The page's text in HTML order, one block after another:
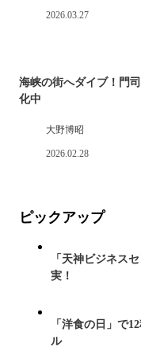
2026.03.27
海峡の街へダイブ！門
化中
大野博昭
2026.02.28
ピックアップ
「天神ビジネス
実！
「洋食の日」で
ル